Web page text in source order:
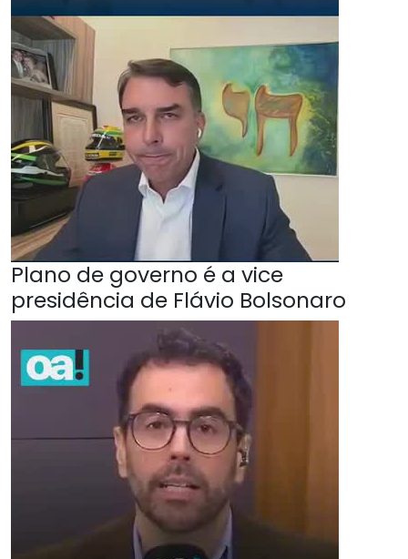
Plano de governo é a vice
presidência de Flávio Bolsonaro